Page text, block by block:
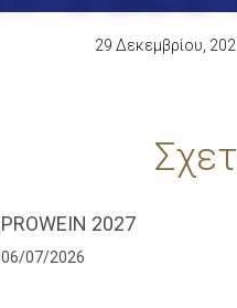
29 Δεκεμβρίου,
PROWEIN 2027
06/07/2026